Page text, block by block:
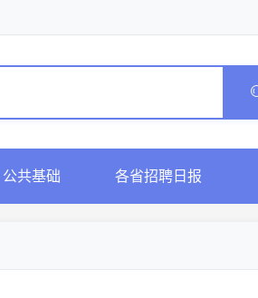
公共基础 各省招聘日报